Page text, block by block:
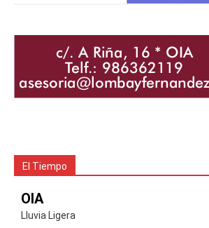
El Tiempo
OIA
Lluvia Ligera